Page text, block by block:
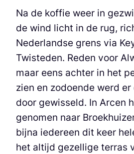
Na de koffie weer in
de wind licht in de rug,
Nederlandse grens via
Twisteden. Reden voor
maar eens achter in het
zien en zodoende werd
door gewisseld. In Arcen
genomen naar
bijna iedereen dit keer
het altijd gezellige terras